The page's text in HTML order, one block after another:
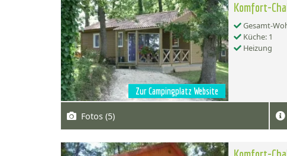
Zur Campingplatz Website
Komfort-
Gesamt-
Küche: 1
Heizung
Fotos (5)